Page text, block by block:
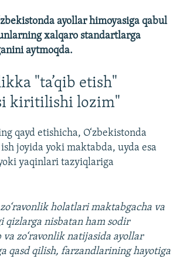
ayollar himoyasiga qabul
xalqaro standartlarga
aytmoqda.
"ta’qib etish"
kiritilishi lozim"
qayd etishicha, O‘zbekistonda
ish joyida yoki maktabda, uyda esa
yaqinlari tazyiqlariga
holatlari maktabgacha va
qizlarga nisbatan ham sodir
va zo‘ravonlik natijasida ayollar
qasd qilish, farzandlarining hayotiga